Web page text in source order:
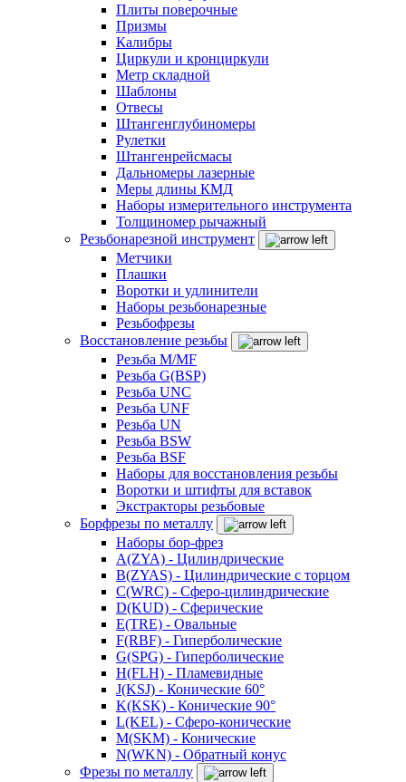
Плиты поверочные
Призмы
Калибры
Циркули и кронциркули
Метр складной
Шаблоны
Отвесы
Штангенглубиномеры
Рулетки
Штангенрейсмасы
Дальномеры лазерные
Меры длины КМД
Наборы измерительного инструмента
Толщиномер рычажный
Резьбонарезной инструмент
Метчики
Плашки
Воротки и удлинители
Наборы резьбонарезные
Резьбофрезы
Восстановление резьбы
Резьба M/MF
Резьба G(BSP)
Резьба UNC
Резьба UNF
Резьба UN
Резьба BSW
Резьба BSF
Наборы для восстановления резьбы
Воротки и штифты для вставок
Экстракторы резьбовые
Борфрезы по металлу
Наборы бор-фрез
A(ZYA) - Цилиндрические
B(ZYAS) - Цилиндрические с торцом
C(WRC) - Сферо-цилиндрические
D(KUD) - Сферические
E(TRE) - Овальные
F(RBF) - Гиперболические
G(SPG) - Гиперболические
H(FLH) - Пламевидные
J(KSJ) - Конические 60°
K(KSK) - Конические 90°
L(KEL) - Сферо-конические
M(SKM) - Конические
N(WKN) - Обратный конус
Фрезы по металлу